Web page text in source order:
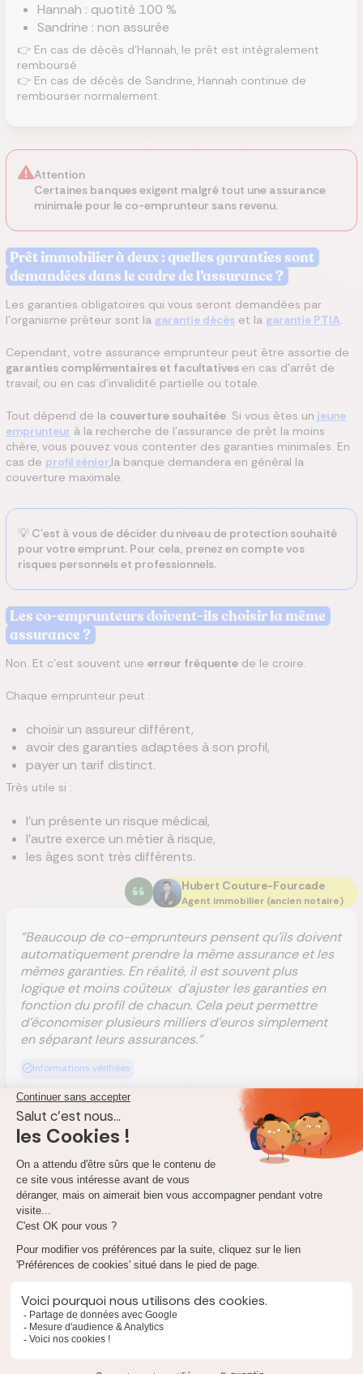
Hannah : quotité 100 %
Sandrine : non assurée
👉 En cas de décès d’Hannah, le prêt est intégralement
remboursé.
👉 En cas de décès de Sandrine, Hannah continue de
rembourser normalement.
Attention
Certaines banques exigent malgré tout une assurance
minimale pour le co-emprunteur sans revenu.
Prêt immobilier à deux : quelles garanties sont
demandées dans le cadre de l’assurance ?
Les garanties obligatoires qui vous seront demandées par
l'organisme prêteur sont la garantie décès et la garantie PTIA.
Cependant, votre assurance emprunteur peut être assortie de
garanties complémentaires et facultatives en cas d’arrêt de
travail, ou en cas d'invalidité partielle ou totale.
Tout dépend de la couverture souhaitée. Si vous êtes un jeune
emprunteur à la recherche de l'assurance de prêt la moins
chère, vous pouvez vous contenter des garanties minimales. En
cas de profil sénior,la banque demandera en général la
couverture maximale.
💡 C'est à vous de décider du niveau de protection souhaité
pour votre emprunt. Pour cela, prenez en compte vos
risques personnels et professionnels.
Les co-emprunteurs doivent-ils choisir la même
assurance ?
Non. Et c’est souvent une erreur fréquente de le croire.
Chaque emprunteur peut :
choisir un assureur différent,
avoir des garanties adaptées à son profil,
payer un tarif distinct.
Très utile si :
l’un présente un risque médical,
l’autre exerce un métier à risque,
les âges sont très différents.
Hubert Couture-Fourcade
Agent immobilier (ancien notaire)
"Beaucoup de co-emprunteurs pensent qu’ils doivent
automatiquement prendre la même assurance et les
mêmes garanties. En réalité, il est souvent plus
logique et moins coûteux d’ajuster les garanties en
fonction du profil de chacun. Cela peut permettre
d’économiser plusieurs milliers d’euros simplement
en séparant leurs assurances."
Informations vérifiées
Quelle est la meilleure assurance pour un prêt à
plusieurs ?
Dans la majorité des cas :la délégation d'assurance
Avantages :
tarifs plus bas,
contrats individualisés,
économies significatives sur la durée du prêt.
⭐️ Réassurez-moi accompagne les co-emprunteurs pour :